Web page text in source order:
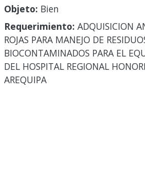
Objeto: Bien
Requerimiento: ADQUISICION
ROJAS PARA MANEJO DE
BIOCONTAMINADOS PARA EL
DEL HOSPITAL REGIONAL
AREQUIPA